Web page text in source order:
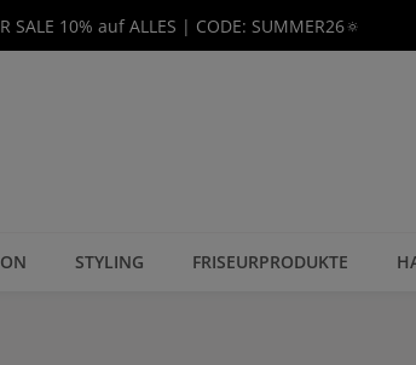
SALE 10% auf ALLES | CODE: SUMMER26🔅
STYLING FRISEURPRODUKTE